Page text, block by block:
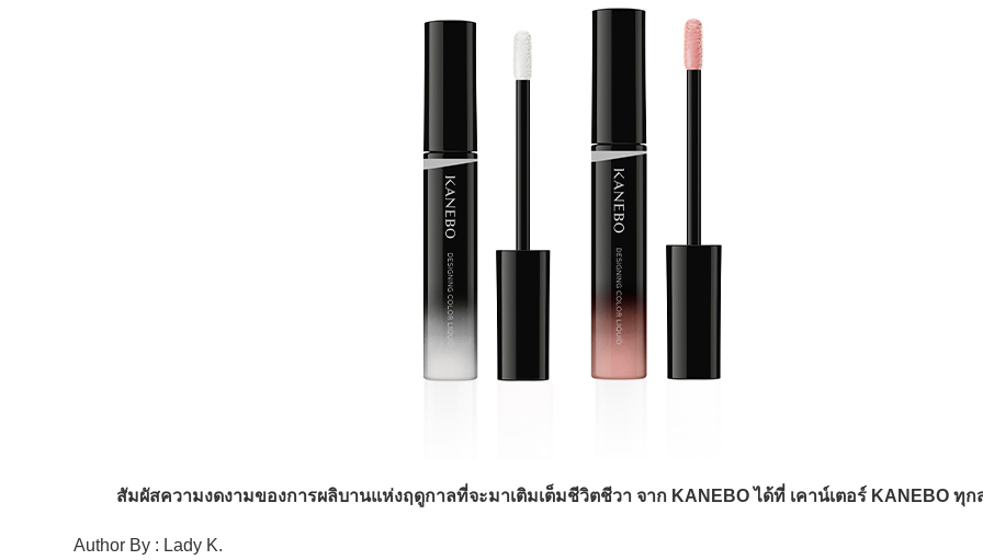
สัมผัสความงดงามของการผลิบานแห่งฤดูกาลที่จะมาเติมเต็มชีวิตชีวา จาก KANEBO ได้ที่ เคาน์เตอร์ KANEBO ทุก
Author By : Lady K.